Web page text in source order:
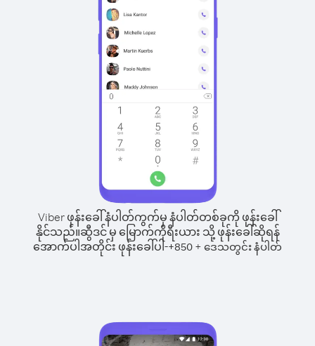
Viber ဖုန်းခေါ်နံပါတ်ကွက်မှ နံပါတ်တစ်ခုကို ဖုန်းခေါ်
နိုင်သည်။ဆွီဒင် မှ မြောက်ကိုရီးယား သို့ ဖုန်းခေါ်ဆိုရန်
အောက်ပါအတိုင်း ဖုန်းခေါ်ပါ-+850 + ဒေသတွင်း နံပါတ်